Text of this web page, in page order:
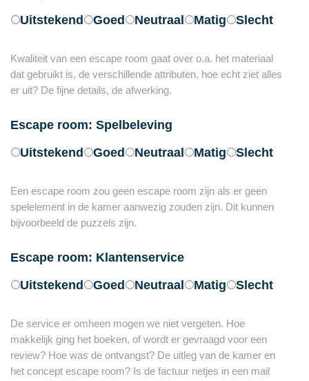
Uitstekend
Goed Neutraal Matig Slecht
Kwaliteit van een escape room gaat over o.a. het materiaal
dat gebruikt is, de verschillende attributen, hoe echt ziet alles
er uit? De fijne details, de afwerking.
Escape room: Spelbeleving
Uitstekend
Goed Neutraal Matig Slecht
Een escape room zou geen escape room zijn als er geen
spelelement in de kamer aanwezig zouden zijn. Dit kunnen
bijvoorbeeld de puzzels zijn.
Escape room: Klantenservice
Uitstekend
Goed Neutraal Matig Slecht
De service er omheen mogen we niet vergeten. Hoe
makkelijk ging het boeken, of wordt er gevraagd voor een
review? Hoe was de ontvangst? De uitleg van de kamer en
het concept escape room? Is de factuur netjes in een mail